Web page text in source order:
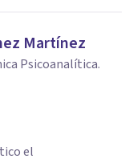
Martínez
Psicoanalítica.
el